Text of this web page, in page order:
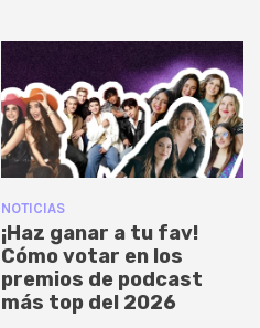
NOTICIAS
¡Haz ganar a tu fav!
Cómo votar en los
premios de podcast
más top del 2026